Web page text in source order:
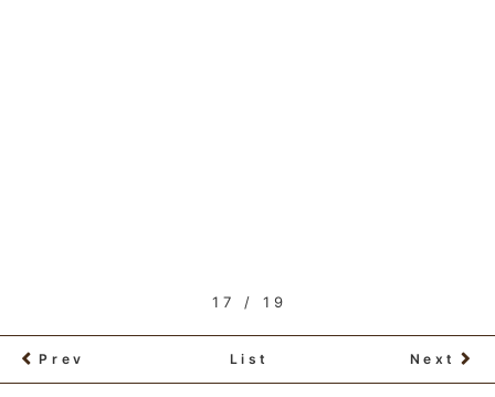
17 / 19
Prev List Next